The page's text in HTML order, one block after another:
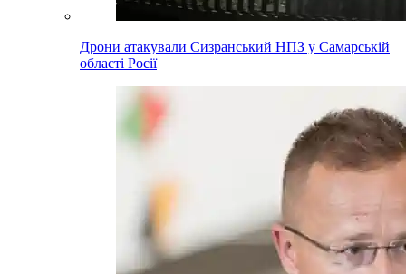
Дрони атакували Сизранський НПЗ у Самарській
області Росії